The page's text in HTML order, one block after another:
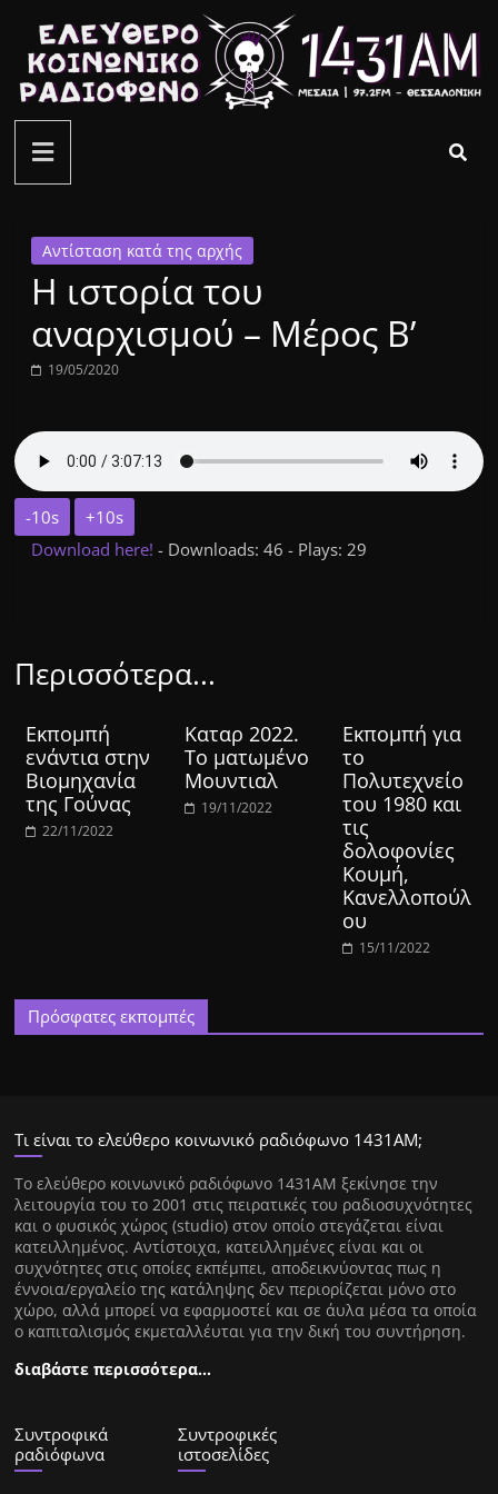
περιεχόμενο
ελεύθερο
κοινωνικό
ραδιόφωνο
1431AM
Αντίσταση κατά της αρχής
Η ιστορία του
αναρχισμού – Μέρος Β’
19/05/2020
-10s
+10s
Download here!- Downloads: 46 - Plays: 29
Περισσότερα...
Εκπομπή
ενάντια στην
Βιομηχανία
της Γούνας
22/11/2022
Καταρ 2022.
Το ματωμένο
Μουντιαλ
19/11/2022
Εκπομπή για
το
Πολυτεχνείο
του 1980 και
τις
δολοφονίες
Κουμή,
Κανελλοπούλ
ου
15/11/2022
Πρόσφατες εκπομπές
Τι είναι το ελεύθερο κοινωνικό ραδιόφωνο 1431ΑΜ;
Tο ελεύθερο κοινωνικό ραδιόφωνο 1431AM ξεκίνησε την
λειτουργία του το 2001 στις πειρατικές του ραδιοσυχνότητες
και ο φυσικός χώρος (studio) στον οποίο στεγάζεται είναι
κατειλλημένος. Αντίστοιχα, κατειλλημένες είναι και οι
συχνότητες στις οποίες εκπέμπει, αποδεικνύοντας πως η
έννοια/εργαλείο της κατάληψης δεν περιορίζεται μόνο στο
χώρο, αλλά μπορεί να εφαρμοστεί και σε άυλα μέσα τα οποία
ο καπιταλισμός εκμεταλλέυται για την δική του συντήρηση.
διαβάστε περισσότερα…
Συντροφικά
ραδιόφωνα
Συντροφικές
ιστοσελίδες